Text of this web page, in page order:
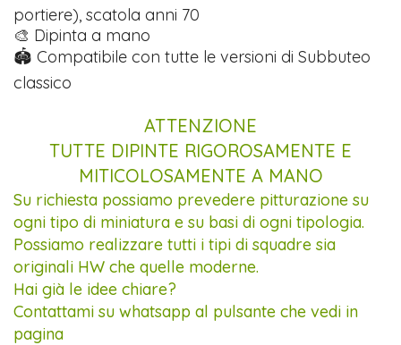
portiere), scatola anni 70
🎨 Dipinta a mano
🏟️ Compatibile con tutte le versioni di Subbuteo
classico
ATTENZIONE
TUTTE DIPINTE RIGOROSAMENTE E
MITICOLOSAMENTE A MANO
Su richiesta possiamo prevedere pitturazione su
ogni tipo di miniatura e su basi di ogni tipologia.
Possiamo realizzare tutti i tipi di squadre sia
originali HW che quelle moderne.
Hai già le idee chiare?
Contattami su whatsapp al pulsante che vedi in
pagina